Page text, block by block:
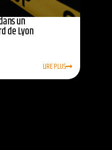
un
de Lyon
LIRE PLUS